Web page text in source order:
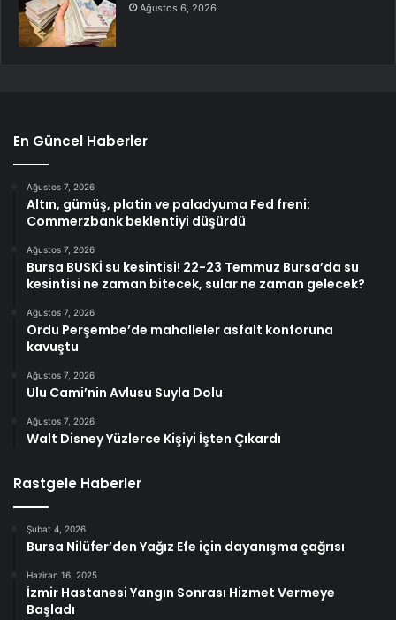
Ağustos 6, 2026
En Güncel Haberler
Ağustos 7, 2026
Altın, gümüş, platin ve paladyuma Fed freni:
Commerzbank beklentiyi düşürdü
Ağustos 7, 2026
Bursa BUSKİ su kesintisi! 22-23 Temmuz Bursa’da su
kesintisi ne zaman bitecek, sular ne zaman gelecek?
Ağustos 7, 2026
Ordu Perşembe’de mahalleler asfalt konforuna
kavuştu
Ağustos 7, 2026
Ulu Cami’nin Avlusu Suyla Dolu
Ağustos 7, 2026
Walt Disney Yüzlerce Kişiyi İşten Çıkardı
Rastgele Haberler
Şubat 4, 2026
Bursa Nilüfer’den Yağız Efe için dayanışma çağrısı
Haziran 16, 2025
İzmir Hastanesi Yangın Sonrası Hizmet Vermeye
Başladı